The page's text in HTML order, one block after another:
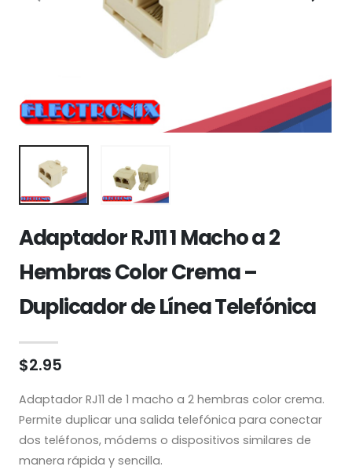
Adaptador RJ11 1 Macho a 2
Hembras Color Crema –
Duplicador de Línea Telefónica
$2.95
Adaptador RJ11 de 1 macho a 2 hembras color crema.
Permite duplicar una salida telefónica para conectar
dos teléfonos, módems o dispositivos similares de
manera rápida y sencilla.